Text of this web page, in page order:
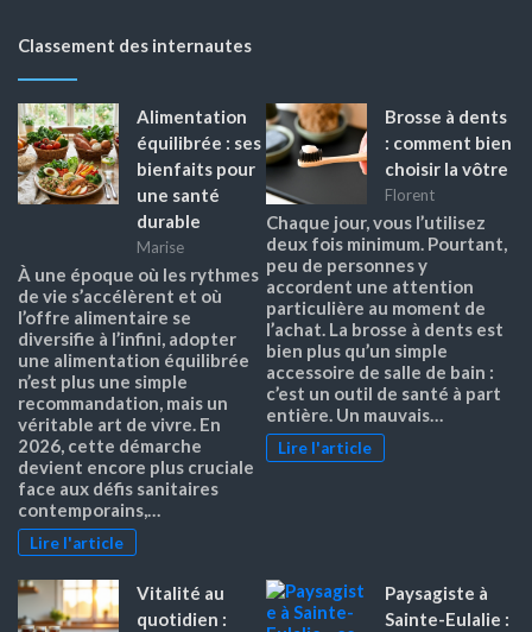
Classement des internautes
Alimentation
équilibrée : ses
bienfaits pour
une santé
durable
Marise
À une époque où les rythmes
de vie s’accélèrent et où
l’offre alimentaire se
diversifie à l’infini, adopter
une alimentation équilibrée
n’est plus une simple
recommandation, mais un
véritable art de vivre. En
2026, cette démarche
devient encore plus cruciale
face aux défis sanitaires
contemporains,…
Lire l'article
Brosse à dents
: comment bien
choisir la vôtre
Florent
Chaque jour, vous l’utilisez
deux fois minimum. Pourtant,
peu de personnes y
accordent une attention
particulière au moment de
l’achat. La brosse à dents est
bien plus qu’un simple
accessoire de salle de bain :
c’est un outil de santé à part
entière. Un mauvais…
Lire l'article
Vitalité au
quotidien :
Paysagiste à
Sainte-Eulalie :